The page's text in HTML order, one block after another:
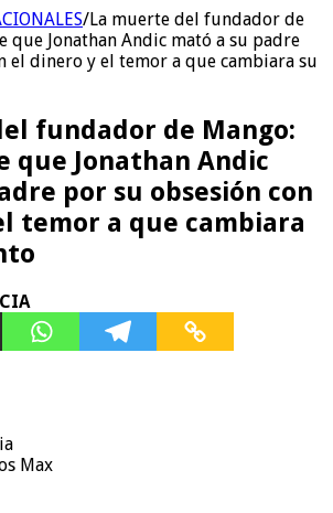
/La muerte del fundador de
que Jonathan Andic mató a su padre
el dinero y el temor a que cambiara su
fundador de Mango:
que Jonathan Andic
por su obsesión con
temor a que cambiara
Max